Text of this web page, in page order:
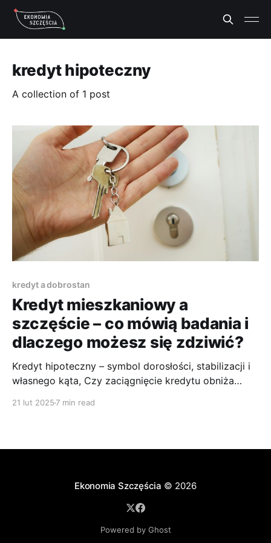
kredyt hipoteczny
A collection of 1 post
kredyt a dobrostan
Kredyt mieszkaniowy a
szczęście – co mówią badania i
dlaczego możesz się zdziwić?
Kredyt hipoteczny – symbol dorosłości, stabilizacji i
własnego kąta, Czy zaciągnięcie kredytu obniża
21 lut 2025 7 min read
Ekonomia Szczęścia © 2026
Powered by Ghost